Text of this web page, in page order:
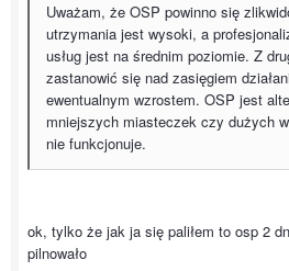
Uważam, że OSP powinno się
utrzymania jest wysoki, a
usług jest na średnim poziomie. Z
zastanowić się nad zasięgiem
ewentualnym wzrostem. OSP jest
mniejszych miasteczek czy dużych
nie funkcjonuje.
ok, tylko że jak ja się paliłem to osp 2
pilnowało